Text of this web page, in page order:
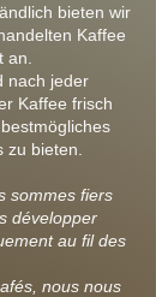
bieten wir
Kaffee
an.
nach jeder
Kaffee frisch
zu bieten.
sommes fiers
développer
au fil des
nous nous